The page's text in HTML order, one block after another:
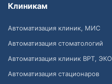
Клиникам
Автоматизация клиник, МИС
Автоматизация стоматологий
Автоматизация клиник ВРТ, ЭКО
Автоматизация стационаров